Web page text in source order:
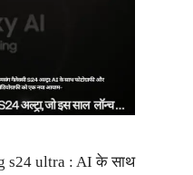
s24 ultra : AI के साथ